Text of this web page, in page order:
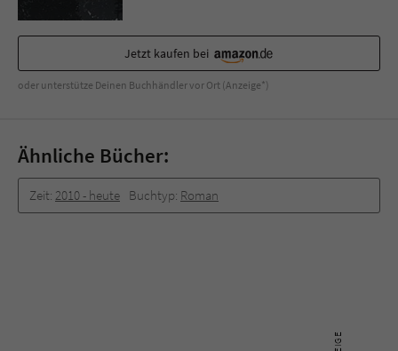
Jetzt kaufen bei
oder unterstütze Deinen Buchhändler vor Ort (Anzeige*)
Ähnliche Bücher:
Zeit: 2010 -­ heute Buchtyp: Roman